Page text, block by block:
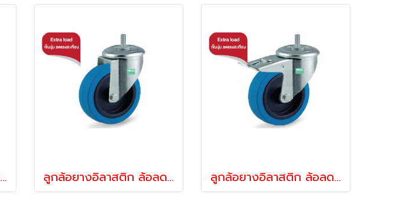
ลูกล้อยางอิลาสติก ล้อลดแรงสั่นสะเทือน ล้อไม่ทำพื้นเป็นรอย ล้อลดเสียง รับน้ำหนัก 160-375 กก.ล้อแป้นเบรก รุ่น UFR ยี่ห้อ TENTE 12790,12806 ลูกล้อยางอิลาสติก ล้อลดแรงสั่นสะเทือน ล้อลดเสียง รับน้ำหนัก 160-375 กก.สกรูหมุน รุ่น UFR ยี่ห้อ TENTE 12813,12837 ลูกล้อยางอิลาสติก ล้อลดเสียง ล้อลดแรงสั่นสะเทือน รับน้ำหนัก 160-375 กก.ล้อขาสกรูเบรก รุ่น UFR ยี่ห้อ TENTE 12851,12875